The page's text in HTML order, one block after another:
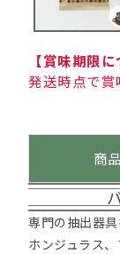
【賞味期限に
発送時点で賞
商
専門の抽出器
ホンジュラス